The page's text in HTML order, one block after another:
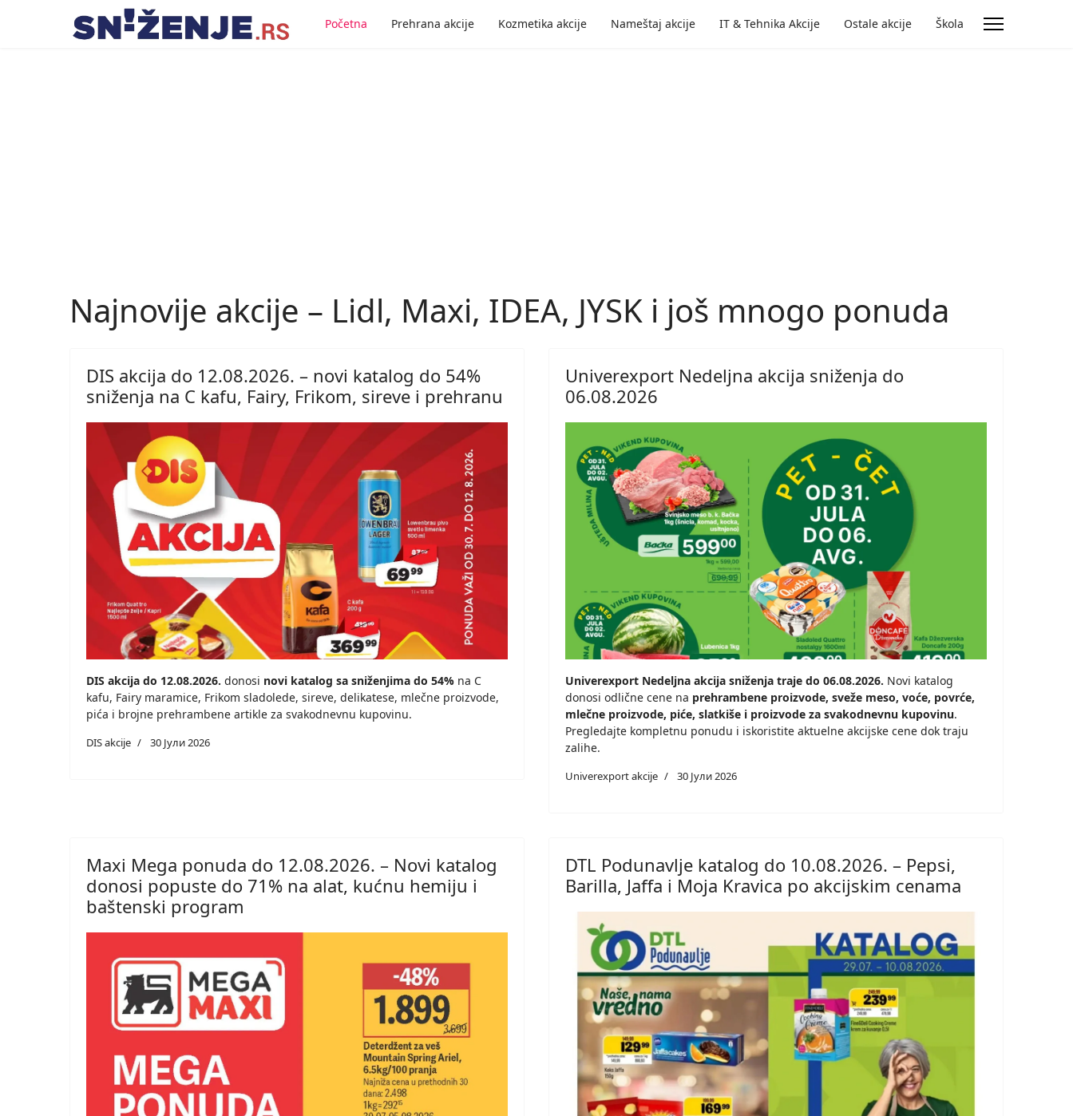
Početna Prehrana akcije Kozmetika akcije Nameštaj akcije IT & Tehnika Akcije Ostale akcije Škola
Najnovije akcije – Lidl, Maxi, IDEA, JYSK i još mnogo ponuda
DIS akcija do 12.08.2026. – novi katalog do 54%
sniženja na C kafu, Fairy, Frikom, sireve i prehranu
DIS akcija do 12.08.2026. donosi novi katalog sa sniženjima do 54% na C
kafu, Fairy maramice, Frikom sladolede, sireve, delikatese, mlečne proizvode,
pića i brojne prehrambene artikle za svakodnevnu kupovinu.
DIS akcije 30 Јули 2026
Univerexport Nedeljna akcija sniženja do
06.08.2026
Univerexport Nedeljna akcija sniženja traje do 06.08.2026. Novi katalog
donosi odlične cene na prehrambene proizvode, sveže meso, voće, povrće,
mlečne proizvode, piće, slatkiše i proizvode za svakodnevnu kupovinu.
Pregledajte kompletnu ponudu i iskoristite aktuelne akcijske cene dok traju
zalihe.
Univerexport akcije 30 Јули 2026
Maxi Mega ponuda do 12.08.2026. – Novi katalog
donosi popuste do 71% na alat, kućnu hemiju i
baštenski program
DTL Podunavlje katalog do 10.08.2026. – Pepsi,
Barilla, Jaffa i Moja Kravica po akcijskim cenama